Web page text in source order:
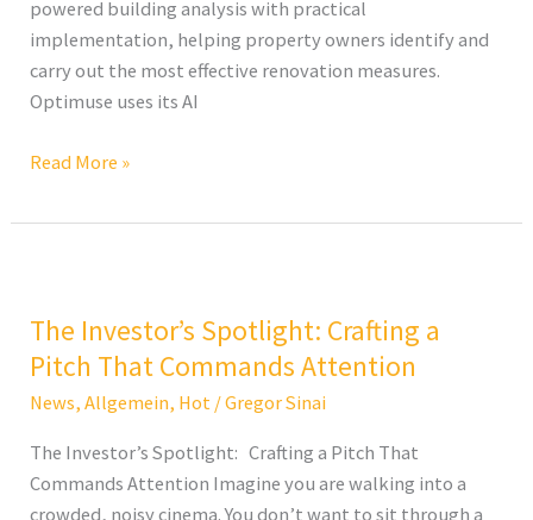
powered building analysis with practical
implementation, helping property owners identify and
carry out the most effective renovation measures.
Optimuse uses its AI
Read More »
The Investor’s Spotlight: Crafting a
Pitch That Commands Attention
News,Allgemein, Hot /Gregor Sinai
The Investor’s Spotlight: Crafting a Pitch That
Commands Attention Imagine you are walking into a
crowded, noisy cinema. You don’t want to sit through a
Spotlight:
Crafting
a
That
Commands
Attention